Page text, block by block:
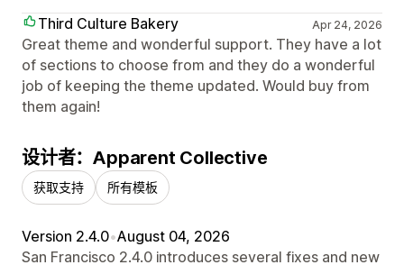
Third Culture Bakery
Apr 24, 2026
Great theme and wonderful support. They have a lot
of sections to choose from and they do a wonderful
job of keeping the theme updated. Would buy from
them again!
设计者：Apparent Collective
获取支持 所有模板
Version 2.4.0•August 04, 2026
San Francisco 2.4.0 introduces several fixes and new